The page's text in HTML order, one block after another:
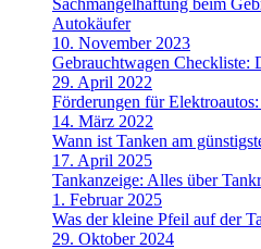
Sachmängelhaftung beim
Autokäufer
10. November 2023
Gebrauchtwagen Checkliste:
29. April 2022
Förderungen für
14. März 2022
Wann ist Tanken am
17. April 2025
Tankanzeige: Alles über
1. Februar 2025
Was der kleine Pfeil auf der
29. Oktober 2024